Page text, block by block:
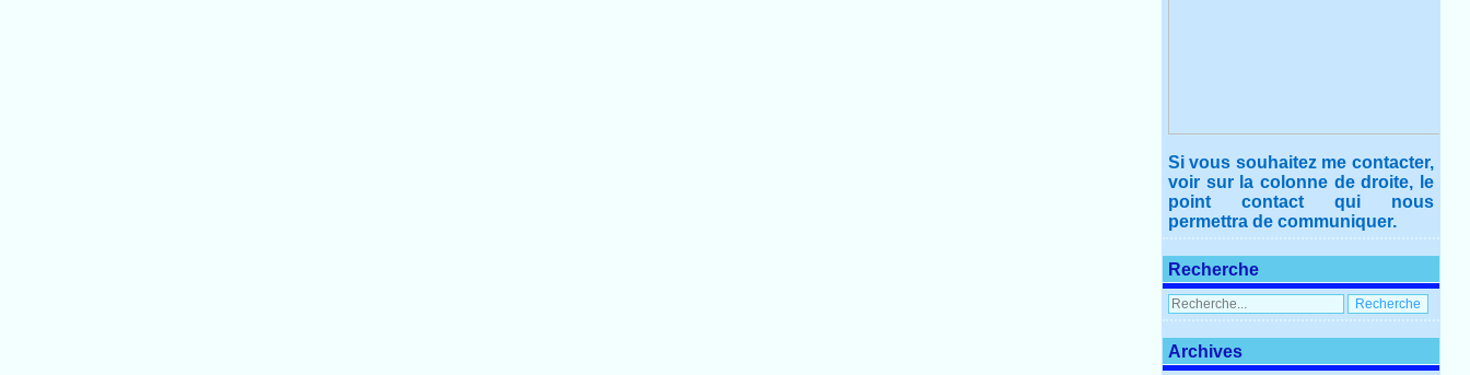
Si vous souhaitez me contacter,
voir sur la colonne de droite, le
point contact qui nous
permettra de communiquer.
Recherche
Archives